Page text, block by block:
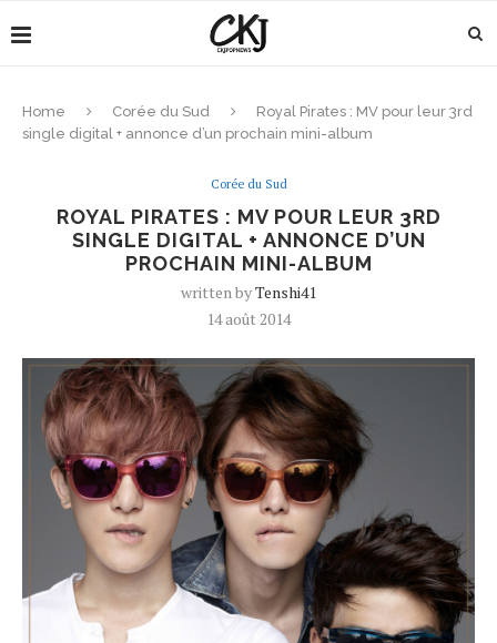
Home Corée du Sud
Royal Pirates : MV pour leur 3rd
single digital + annonce d’un prochain mini-album
Corée du Sud
ROYAL PIRATES : MV POUR LEUR 3RD
SINGLE DIGITAL + ANNONCE D’UN
PROCHAIN MINI-ALBUM
written byTenshi41
14 août 2014